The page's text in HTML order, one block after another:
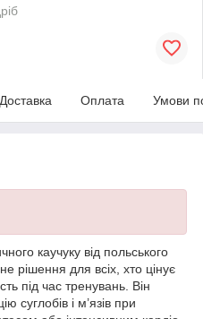
Доставка Оплата Умови
каучуку від польського
рішення для всіх, хто цінує
під час тренувань. Він
суглобів і м’язів при